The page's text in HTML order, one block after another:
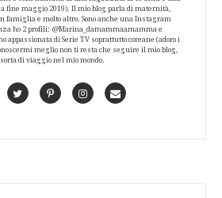
fine maggio 2019). Il mio blog parla di maternità,
famiglia e molto altro. Sono anche una Instagram
ho 2 profili: @Marina_damammaamamma e
appassionata di Serie TV soprattutto coreane (adoro i
meglio non ti resta che seguire il mio blog,
di viaggio nel mio mondo.
TwitterPinterestInstagramContact